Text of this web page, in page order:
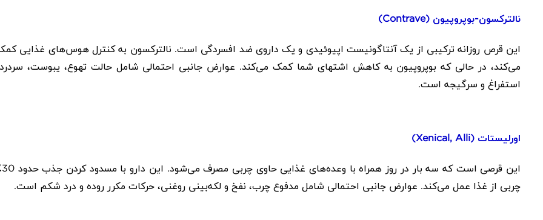
نالترکسون-بوپروپیون (Contrave
)
این قرص روزانه ترکیبی از یک آنتاگونیست اپیوئیدی و یک داروی ضد افسردگی است. نالترکسون به کنترل هوس‌های غذایی
می‌کند، در حالی که بوپروپیون به کاهش اشتهای شما کمک می‌کند. عوارض جانبی احتمالی شامل حالت تهوع، یبوست،
استفراغ و سرگیجه است.
اورلیستات (Xenical, Alli
)
این قرصی است که سه
چربی از غذا عمل می‌کند. عوارض جانبی احتمالی شامل مدفوع چرب، نفخ و لکه‌بینی روغنی، حرکات مکرر روده و درد شکم است.